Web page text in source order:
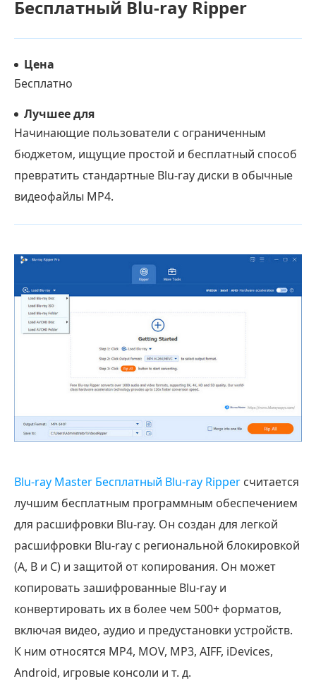
Бесплатный Blu-ray Ripper
Цена
Бесплатно
Лучшее для
Начинающие пользователи с ограниченным
бюджетом, ищущие простой и бесплатный способ
превратить стандартные Blu-ray диски в обычные
видеофайлы MP4.
Blu-ray Master Бесплатный Blu-ray Ripper считается
лучшим бесплатным программным обеспечением
для расшифровки Blu-ray. Он создан для легкой
расшифровки Blu-ray с региональной блокировкой
(A, B и C) и защитой от копирования. Он может
копировать зашифрованные Blu-ray и
конвертировать их в более чем 500+ форматов,
включая видео, аудио и предустановки устройств.
К ним относятся MP4, MOV, MP3, AIFF, iDevices,
Android, игровые консоли и т. д.